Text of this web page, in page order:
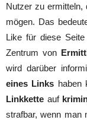
Nutzer zu ermitteln,
mögen. Das
Like für diese
Zentrum von
wird darüber
eines Links haben
Linkkette auf
strafbar, wenn man